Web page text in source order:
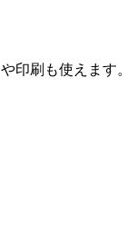
印刷も使えます。